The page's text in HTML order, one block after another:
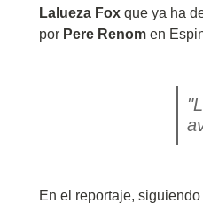
Lalueza Fox que ya ha
por Pere Renom en
En el reportaje,